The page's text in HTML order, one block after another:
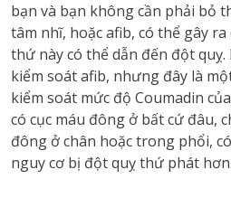
bạn và bạn không cần phải bỏ
tâm nhĩ, hoặc afib, có thể gây
thứ này có thể dẫn đến đột
kiểm soát afib, nhưng đây là
kiểm soát mức độ Coumadin
có cục máu đông ở bất cứ đâu,
đông ở chân hoặc trong phổi,
nguy cơ bị đột quỵ thứ phát hơn.